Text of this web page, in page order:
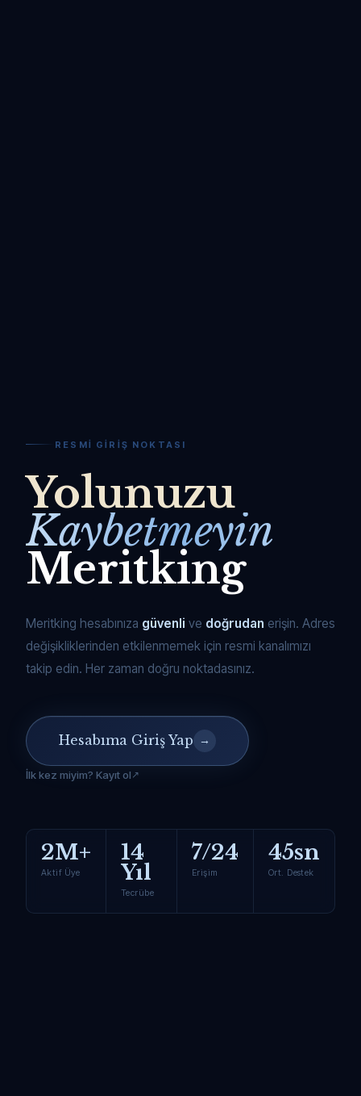
RESMI GIRIŞ NOKTASI
Yolunuzu
Kaybetmeyin
Meritking
Meritking hesabınıza güvenli ve doğrudan erişin. Adres
değişikliklerinden etkilenmemek için resmi kanalımızı
takip edin. Her zaman doğru noktadasınız.
Hesabıma Giriş Yap →
İlk kez miyim? Kayıt ol
2M+
Aktif Üye
14
Yıl
Tecrübe
7/24
Erişim
45sn
Ort. Destek